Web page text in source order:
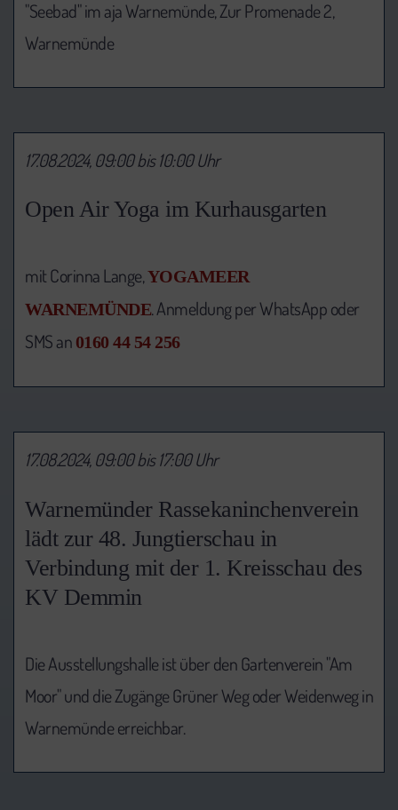
"Seebad" im aja Warnemünde, Zur Promenade 2,
Warnemünde
Open Air Yoga im Kurhausgarten
17.08.2024, 09:00 bis 10:00 Uhr
mit Corinna Lange,YOGAMEER
WARNEMÜNDE. Anmeldung per WhatsApp oder
SMS an 0160 44 54 256
Warnemünder Rassekaninchenverein
lädt zur 48. Jungtierschau in
Verbindung mit der 1. Kreisschau des
KV Demmin
17.08.2024, 09:00 bis 17:00 Uhr
Die Ausstellungshalle ist über den Gartenverein "Am
Moor" und die Zugänge Grüner Weg oder Weidenweg in
Warnemünde erreichbar.